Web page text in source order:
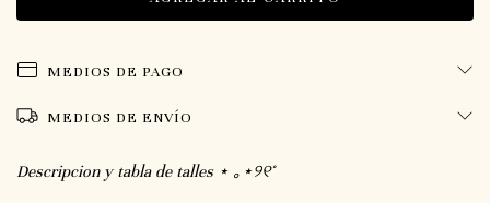
MEDIOS DE PAGO
MEDIOS DE ENVÍO
Descripcion y tabla de talles ⋆ ｡⋆୨୧˚